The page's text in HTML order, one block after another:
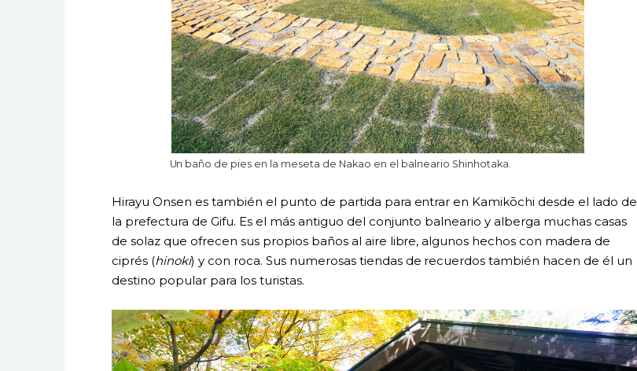
Un baño de pies en la meseta de Nakao en el balneario Shinhotaka.
Hirayu Onsen es también el punto de partida para entrar en Kamikōchi desde el lado de
la prefectura de Gifu. Es el más antiguo del conjunto balneario y alberga muchas casas
de solaz que ofrecen sus propios baños al aire libre, algunos hechos con madera de
ciprés (hinoki) y con roca. Sus numerosas tiendas de recuerdos también hacen de él un
destino popular para los turistas.